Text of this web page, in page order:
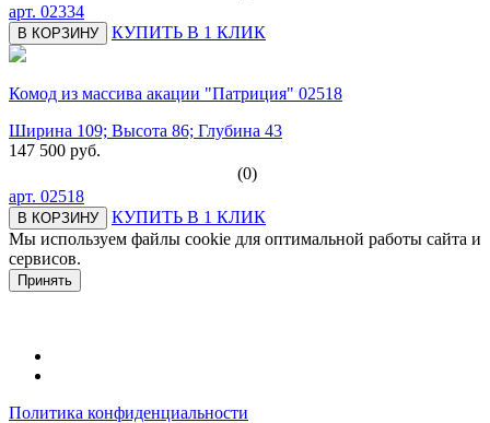
арт. 02334
В КОРЗИНУ КУПИТЬ В 1 КЛИК
Комод из массива акации "Патриция" 02518
Ширина 109; Высота 86; Глубина 43
147 500 руб.
(0)
арт. 02518
В КОРЗИНУ
КУПИТЬ В 1 КЛИК
Мы используем файлы cookie для оптимальной работы сайта и
сервисов.
Принять
Политика конфиденциальности